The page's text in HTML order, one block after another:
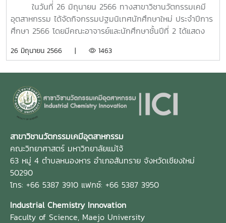
ในวันที่่ 26 มิถุนายน 2566 ทางสาขาวิชานวัตกรรมเคมี
อุตสาหกรรม ได้จัดกิจกรรมปฐมนิเทศนักศึกษาใหม่ ประจำปีการ
ศึกษา 2566 โดยมีคณะอาจารย์และนักศึกษาชั้นปีที่ 2 ได้แสดง
ขาฯ ณ ห้อง 3211 อาคารจุฬาภรณ์ คณะวิทยาศาสตร์
26 มิถุนายน 2566 | 1463
สาขาวิชานวัตกรรมเคมีอุตสาหกรรม
คณะวิทยาศาสตร์ มหาวิทยาลัยแม่โจ้
63 หมู่ 4 ตำบลหนองหาร อำเภอสันทราย จังหวัดเชียงใหม่
50290
โทร: +66 5387 3910 แฟกซ์: +66 5387 3950
Industrial Chemistry Innovation
Faculty of Science, Maejo University